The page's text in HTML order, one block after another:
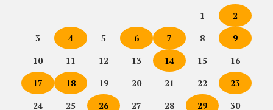
1
2
3
4 5 6 7 8
9
10
11 12 13 14 15
16
17
18 19 20 21 22
23
24
25 26 27 28 29 30